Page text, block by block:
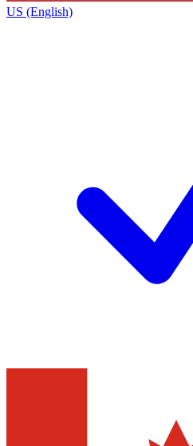
US (English)